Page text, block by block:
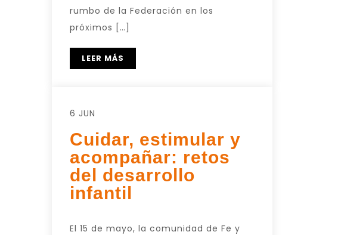
rumbo de la Federación en los
próximos […]
LEER MÁS
6 JUN
Cuidar, estimular y
acompañar: retos
del desarrollo
infantil
El 15 de mayo, la comunidad de Fe y